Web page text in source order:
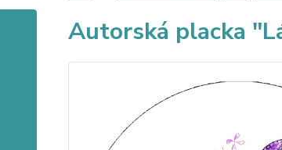
Autorská placka